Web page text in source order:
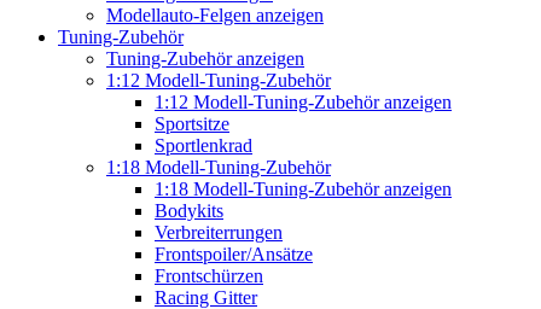
Modellauto-Felgen anzeigen
Tuning-Zubehör
Tuning-Zubehör anzeigen
1:12 Modell-Tuning-Zubehör
1:12 Modell-Tuning-Zubehör anzeigen
Sportsitze
Sportlenkrad
1:18 Modell-Tuning-Zubehör
1:18 Modell-Tuning-Zubehör anzeigen
Bodykits
Verbreiterrungen
Frontspoiler/Ansätze
Frontschürzen
Racing Gitter